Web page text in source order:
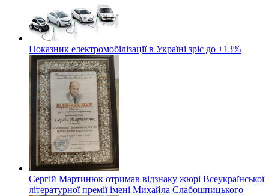
Показник електромобілізації в Україні зріс до +13%
Сергій Мартинюк отримав відзнаку жюрі Всеукраїнської
літературної премії імені Михайла Слабошпицького